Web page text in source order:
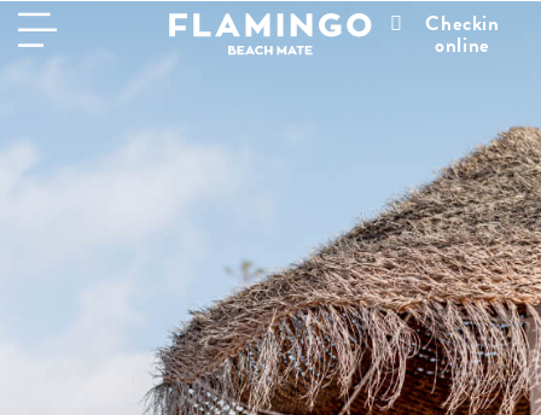
Checkin
online